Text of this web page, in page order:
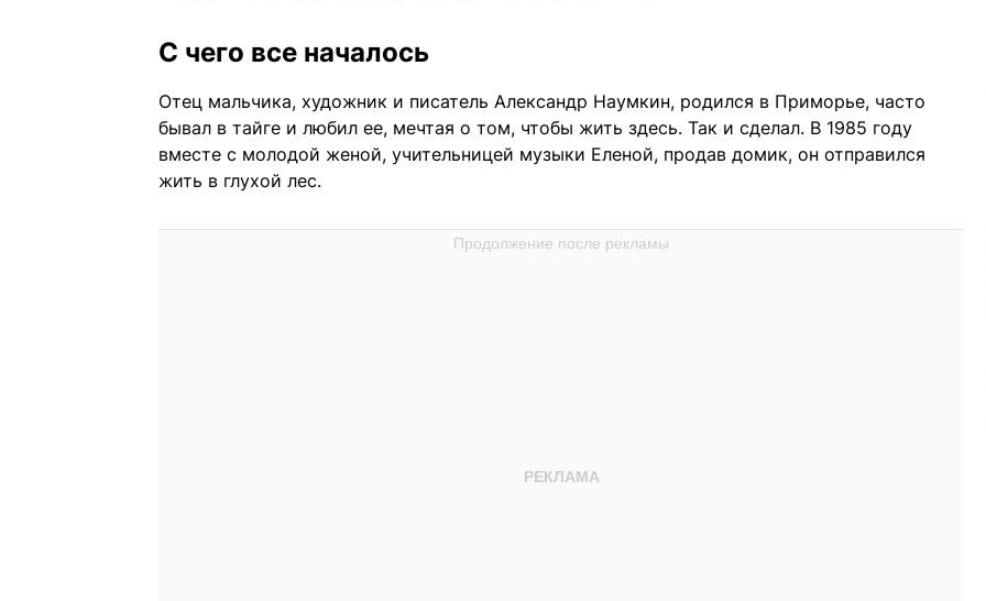
С чего все началось
Отец мальчика, художник и писатель Александр Наумкин, родился в Приморье, часто
бывал в тайге и любил ее, мечтая о том, чтобы жить здесь. Так и сделал. В 1985 году
вместе с молодой женой, учительницей музыки Еленой, продав домик, он отправился
жить в глухой лес.